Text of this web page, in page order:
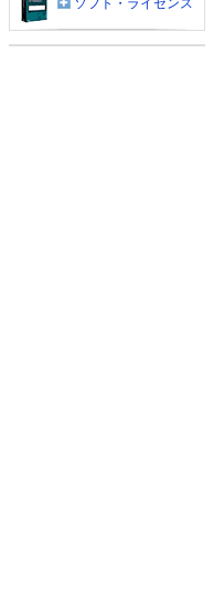
ソフト・ライセンス